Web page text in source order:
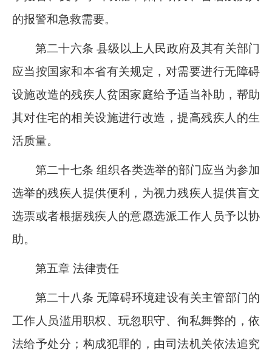
的报警和急救需要。
第二十六条 县级以上人民政府及其有关部门
应当按国家和本省有关规定，对需要进行无障碍
设施改造的残疾人贫困家庭给予适当补助，帮助
其对住宅的相关设施进行改造，提高残疾人的生
活质量。
第二十七条 组织各类选举的部门应当为参加
选举的残疾人提供便利，为视力残疾人提供盲文
选票或者根据残疾人的意愿选派工作人员予以协
助。
第五章 法律责任
第二十八条 无障碍环境建设有关主管部门的
工作人员滥用职权、玩忽职守、徇私舞弊的，依
法给予处分；构成犯罪的，由司法机关依法追究